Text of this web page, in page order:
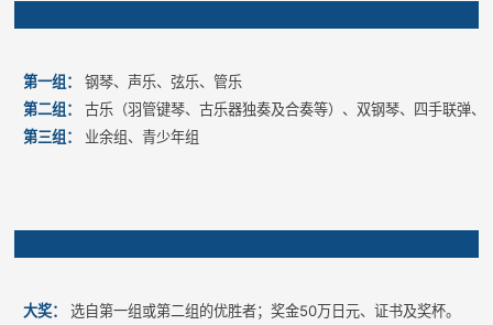
第一组：
钢琴、声乐、弦乐、管乐
第二组：
古乐（羽管键琴、古乐器独奏及合奏等）、双钢琴、四手联弹、
第三组：
业余组、青少年组
大奖：
选自第一组或第二组的优胜者；奖金50万日元、证书及奖杯。